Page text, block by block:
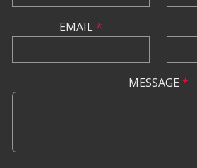
EMAIL*
MESSAGE *